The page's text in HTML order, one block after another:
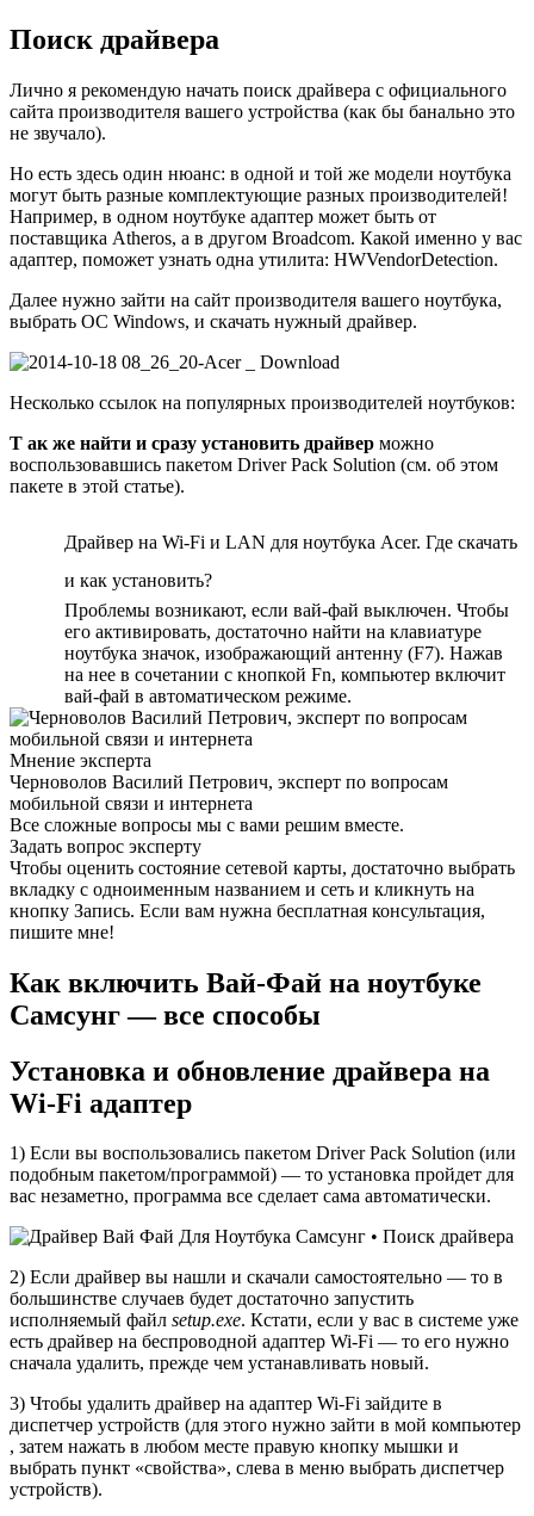
Поиск драйвера
Лично я рекомендую начать поиск драйвера с официального
сайта производителя вашего устройства (как бы банально это
не звучало).
Но есть здесь один нюанс: в одной и той же модели ноутбука
могут быть разные комплектующие разных производителей!
Например, в одном ноутбуке адаптер может быть от
поставщика Atheros, а в другом Broadcom. Какой именно у вас
адаптер, поможет узнать одна утилита: HWVendorDetection.
Далее нужно зайти на сайт производителя вашего ноутбука,
выбрать ОС Windows, и скачать нужный драйвер.
Несколько ссылок на популярных производителей ноутбуков:
Т ак же найти и сразу установить драйвер можно
воспользовавшись пакетом Driver Pack Solution (см. об этом
пакете в этой статье).
Драйвер на Wi-Fi и LAN для ноутбука Acer. Где скачать
и как установить?
Проблемы возникают, если вай-фай выключен. Чтобы
его активировать, достаточно найти на клавиатуре
ноутбука значок, изображающий антенну (F7). Нажав
на нее в сочетании с кнопкой Fn, компьютер включит
вай-фай в автоматическом режиме.
Мнение эксперта
Черноволов Василий Петрович, эксперт по вопросам
мобильной связи и интернета
Все сложные вопросы мы с вами решим вместе.
Задать вопрос эксперту
Чтобы оценить состояние сетевой карты, достаточно выбрать
вкладку с одноименным названием и сеть и кликнуть на
кнопку Запись. Если вам нужна бесплатная консультация,
пишите мне!
Как включить Вай-Фай на ноутбуке
Самсунг — все способы
Установка и обновление драйвера на
Wi-Fi адаптер
1) Если вы воспользовались пакетом Driver Pack Solution (или
подобным пакетом/программой) — то установка пройдет для
вас незаметно, программа все сделает сама автоматически.
2) Если драйвер вы нашли и скачали самостоятельно — то в
большинстве случаев будет достаточно запустить
исполняемый файл setup.exe. Кстати, если у вас в системе уже
есть драйвер на беспроводной адаптер Wi-Fi — то его нужно
сначала удалить, прежде чем устанавливать новый.
3) Чтобы удалить драйвер на адаптер Wi-Fi зайдите в
диспетчер устройств (для этого нужно зайти в мой компьютер
, затем нажать в любом месте правую кнопку мышки и
выбрать пункт «свойства», слева в меню выбрать диспетчер
устройств).